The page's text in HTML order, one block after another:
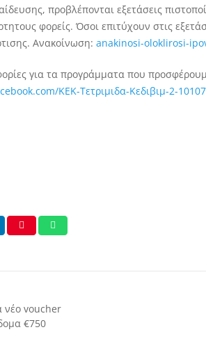
προβλέπονται εξετάσεις
φορείς. Όσοι επιτύχουν στις
Ανακοίνωση: anakinosi-oloklirosi-
για τα προγράμματα που
ΚΕΚ-Τετριμιδα-Κεδιβιμ-2-
νέο voucher
€750